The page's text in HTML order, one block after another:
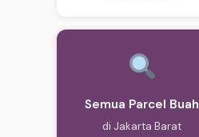
Semua Parcel Buah
di Jakarta Barat